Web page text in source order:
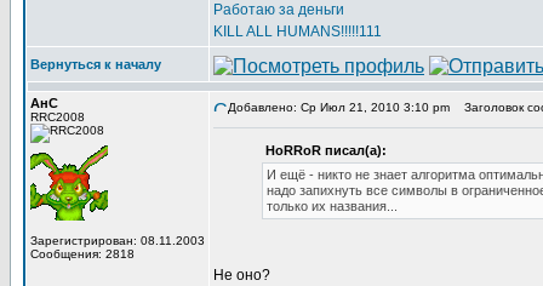
Работаю за деньги
KILL ALL HUMANS!!!!!111
Вернуться к началу
АнС
RRC2008
Зарегистрирован: 08.11.2003
Сообщения: 2818
Добавлено: Ср Июл 21, 2010 3:10 pm Заголовок
HoRRoR писал(а):
И ещё - никто не знает алгоритма
надо запихнуть все символы в
только их названия...
Не оно?